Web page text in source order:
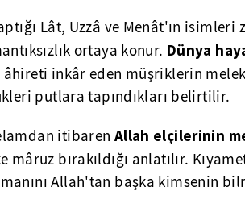
Lât, Uzzâ ve Menât'ın
ortaya konur. Dünya
âhireti inkâr eden müşriklerin
putlara tapındıkları belirtilir.
itibaren Allah elçilerinin
mâruz bırakıldığı anlatılır.
Allah'tan başka kimsenin